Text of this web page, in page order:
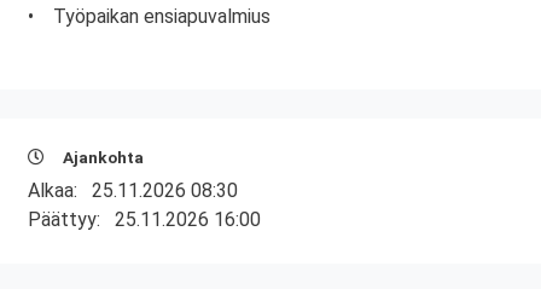
• Työpaikan ensiapuvalmius
Ajankohta
Alkaa: 25.11.2026 08:30
Päättyy: 25.11.2026 16:00